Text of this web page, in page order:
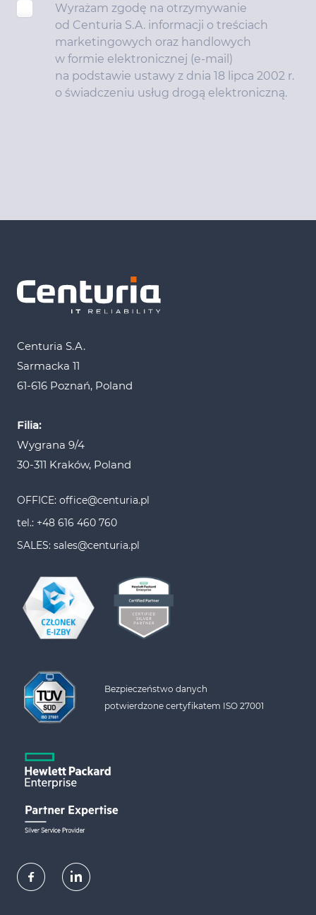
Wyrażam zgodę na otrzymywanie
od Centuria S.A. informacji o treściach
marketingowych oraz handlowych
w formie elektronicznej (e-mail)
na podstawie ustawy z dnia 18 lipca 2002 r.
o świadczeniu usług drogą elektroniczną.
Centuria S.A.
Sarmacka 11
61-616 Poznań, Poland
Filia:
Wygrana 9/4
30-311 Kraków, Poland
OFFICE: office@centuria.pl
tel.: +48 616 460 760
SALES: sales@centuria.pl
Bezpieczeństwo danych
potwierdzone certyfikatem ISO 27001